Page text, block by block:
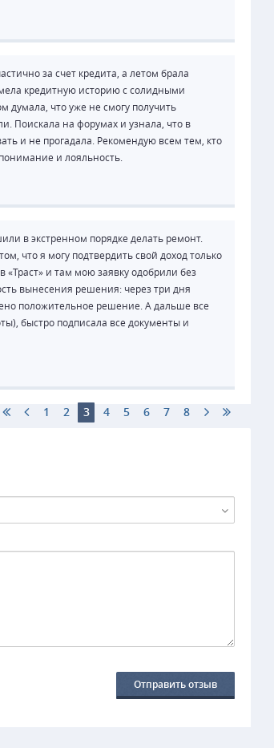
за счет кредита, а летом брала
кредитную историю с солидными
думала, что уже не смогу получить
Поискала на форумах и узнала, что в
и не прогадала. Рекомендую всем тем, кто
и лояльность.
в экстренном порядке делать ремонт.
что я могу подтвердить свой доход только
«Траст» и там мою заявку одобрили без
вынесения решения: через три дня
положительное решение. А дальше все
быстро подписала все документы и
1 2 3 4 5 6 7 8
Отправить отзыв